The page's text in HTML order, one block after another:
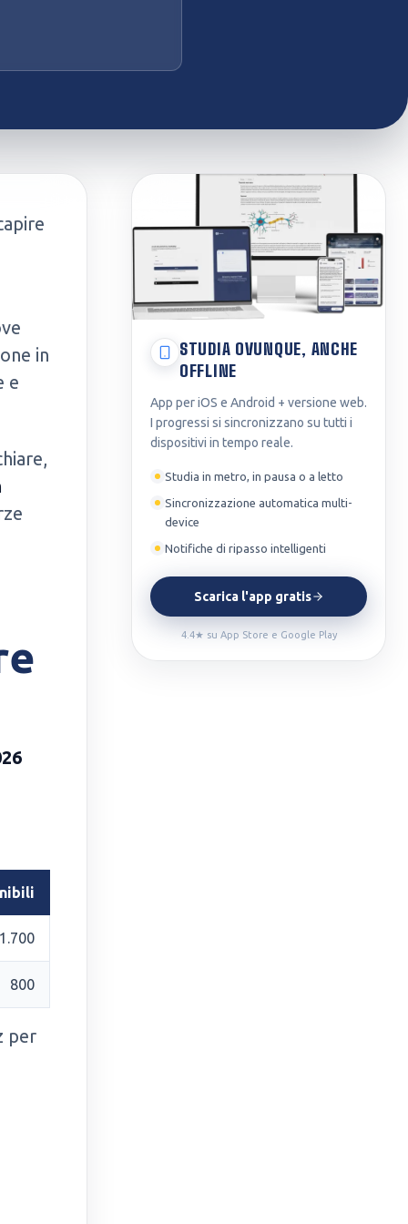
in
e
1.700
800
per
STUDIA OVUNQUE, ANCHE
OFFLINE
App per iOS e Android + versione web.
I progressi si sincronizzano su tutti i
dispositivi in tempo reale.
Studia in metro, in pausa o a letto
Sincronizzazione automatica multi-
device
Notifiche di ripasso intelligenti
Scarica l'app gratis
4.4★ su App Store e Google Play